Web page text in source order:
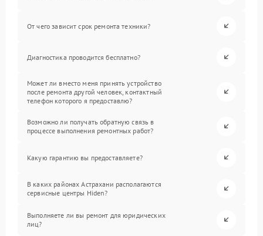
От чего зависит срок ремонта техники?
Диагностика проводится бесплатно?
Может ли вместо меня принять устройство
после ремонта другой человек, контактный
телефон которого я предоставлю?
Возможно ли получать обратную связь в
процессе выполнения ремонтных работ?
Какую гарантию вы предоставляете?
В каких районах Астрахани располагаются
сервисные центры Hiden?
Выполняете ли вы ремонт для юридических
лиц?